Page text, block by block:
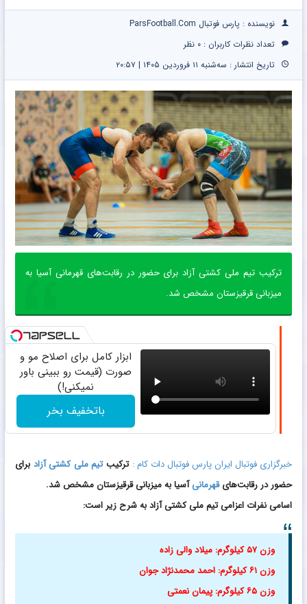
نویسنده : پارس فوتبال ParsFootball.Com
تعداد نظرات کاربران : ۰ نظر
تاریخ انتشار : سه‌شنبه ۱۱ فروردین ۱۴۰۵ | ۲۰:۵۷
ترکیب تیم ملی کشتی آزاد برای حضور در رقابت‌های قهرمانی آسیا به
میزبانی قرقیزستان مشخص شد.
ابزار کامل برای اصلاح مو و
صورت (قیمت رو ببینی باور
نمیکنی!)
باتخفیف بخر
خبرگزاری فوتبال ایران پارس فوتبال دات کام : ترکیبتیم ملی کشتی آزاد برای
حضور در رقابت‌هایقهرمانیآسیا به میزبانی قرقیزستان مشخص شد.
اسامی نفرات اعزامی تیم ملی کشتی آزاد به شرح زیر است:
وزن ۵۷ کیلوگرم: میلاد والى زاده
وزن ۶۱ کیلوگرم: احمد محمدنژاد جوان
وزن ۶۵ کیلوگرم: پیمان نعمتى